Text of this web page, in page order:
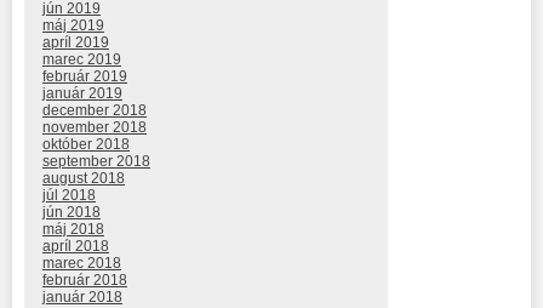
jún 2019
máj 2019
apríl 2019
marec 2019
február 2019
január 2019
december 2018
november 2018
október 2018
september 2018
august 2018
júl 2018
jún 2018
máj 2018
apríl 2018
marec 2018
február 2018
január 2018